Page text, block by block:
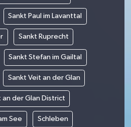
Sankt Paul im Lavanttal
Sankt Ruprecht
Sankt Stefan im Gailtal
Sankt Veit an der Glan
an der Glan District
See Schleben